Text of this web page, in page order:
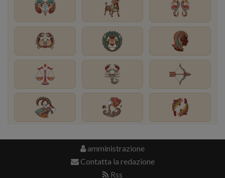
amministrazione
Contatta la redazione
Rss